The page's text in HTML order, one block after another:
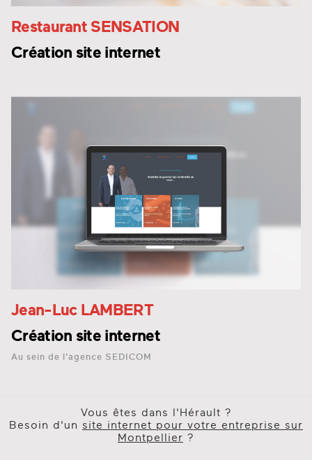
Restaurant SENSATION
Création site internet
Jean-Luc LAMBERT
Création site internet
Au sein de l'agence SEDICOM
Vous êtes dans l'Hérault ?
Besoin d'un site internet pour votre entreprise sur
Montpellier ?